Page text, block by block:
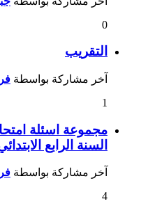
0
التقريب
آخر مشاركة بواسطة
1
مجموعة اسئلة
السنة الرابع
آخر مشاركة بواسطة
4